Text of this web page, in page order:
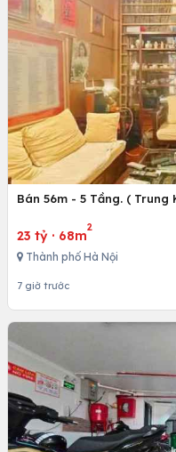
Bán 56m - 5 Tầng. ( Trung
23 tỷ · 68m
2
Thành phố Hà Nội
7 giờ trước